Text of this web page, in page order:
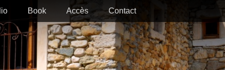
Book Accès Contact